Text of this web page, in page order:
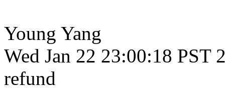
Young Yang
Wed Jan 22 23:00:18 PST
refund